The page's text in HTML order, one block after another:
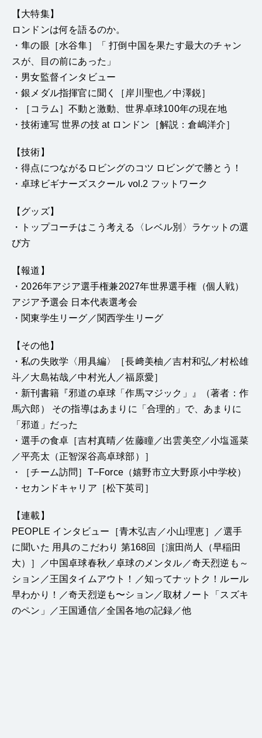
【大特集】
ロンドンは何を語るのか。
・隼の眼［水谷隼］「 打倒中国を果たす最大のチャン
スが、目の前にあった」
・男女監督インタビュー
・銀メダル指揮官に聞く［岸川聖也／中澤鋭］
・［コラム］不動と激動、世界卓球100年の現在地
・技術連写 世界の技 at ロンドン［解説：倉嶋洋介］
【技術】
・得点につながるロビングのコツ ロビングで勝とう！
・卓球ビギナーズスクール vol.2 フットワーク
【グッズ】
・トップコーチはこう考える〈レベル別〉ラケットの選
び方
【報道】
・2026年アジア選手権兼2027年世界選手権（個人戦）
アジア予選会 日本代表選考会
・関東学生リーグ／関西学生リーグ
【その他】
・私の失敗学〈用具編〉［長﨑美柚／吉村和弘／村松雄
斗／大島祐哉／中村光人／福原愛］
・新刊書籍『邪道の卓球「作馬マジック」』（著者：作
馬六郎） その指導はあまりに「合理的」で、あまりに
「邪道」だった
・選手の食卓［吉村真晴／佐藤瞳／出雲美空／小塩遥菜
／平亮太（正智深谷高卓球部）］
・［チーム訪問］T−Force（嬉野市立大野原小中学校）
・セカンドキャリア［松下英司］
【連載】
PEOPLE インタビュー［青木弘吉／小山理恵］／選手
に聞いた 用具のこだわり 第168回［濵田尚人（早稲田
大）］／中国卓球春秋／卓球のメンタル／奇天烈逆も～
ション／王国タイムアウト！／知ってナットク！ルール
早わかり！／奇天烈逆も〜ション／取材ノート「スズキ
のペン」／王国通信／全国各地の記録／他